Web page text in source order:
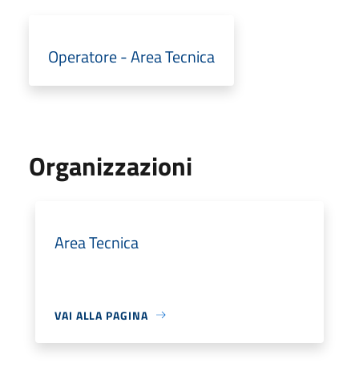
Operatore - Area Tecnica
Organizzazioni
Area Tecnica
VAI ALLA PAGINA